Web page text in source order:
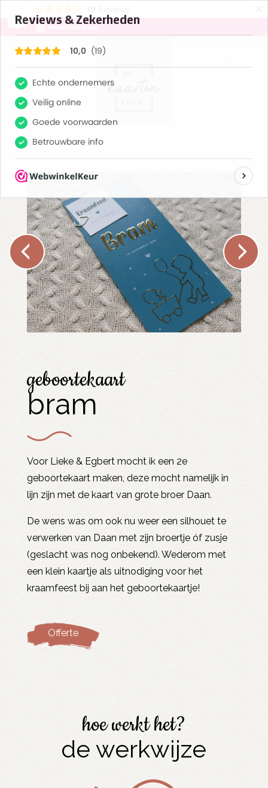
10
geboortekaart
bram
Voor Lieke & Egbert mocht ik een 2e
geboortekaart maken, deze mocht namelijk in
lijn zijn met de kaart van grote broer Daan.
De wens was om ook nu weer een silhouet te
verwerken van Daan met zijn broertje óf zusje
(geslacht was nog onbekend). Wederom met
een klein kaartje als uitnodiging voor het
kraamfeest bij aan het geboortekaartje!
Offerte
hoe werkt het?
de werkwijze